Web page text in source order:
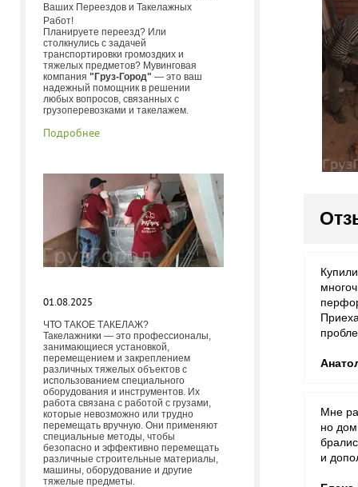
Ваших Переездов и Такелажных
Работ!
Планируете переезд? Или
столкнулись с задачей
транспортировки громоздких и
тяжелых предметов? Мувинговая
компания "Груз-Город" — это ваш
надежный помощник в решении
любых вопросов, связанных с
грузоперевозками и такелажем.
Подробнее
01.08.2025
ЧТО ТАКОЕ ТАКЕЛАЖ?
Такелажники — это профессионалы,
занимающиеся установкой,
перемещением и закреплением
различных тяжелых объектов с
использованием специального
оборудования и инструментов. Их
работа связана с работой с грузами,
которые невозможно или трудно
перемещать вручную. Они применяют
специальные методы, чтобы
безопасно и эффективно перемещать
различные строительные материалы,
машины, оборудование и другие
тяжелые предметы.
Мне
но дом
и